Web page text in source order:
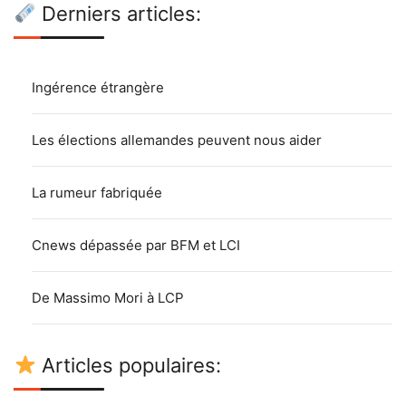
Derniers articles:
Ingérence étrangère
Les élections allemandes peuvent nous aider
La rumeur fabriquée
Cnews dépassée par BFM et LCI
De Massimo Mori à LCP
Articles populaires: